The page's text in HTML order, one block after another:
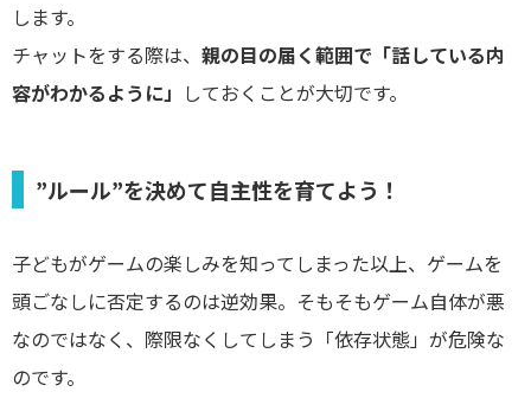
します。
チャットをする際は、 親の目の届く範囲で「話している内
容がわかるように」 しておくことが大切です。
”ルール”を決めて自主性を育てよう！
子どもがゲームの楽しみを知ってしまった以上、ゲームを
頭ごなしに否定するのは逆効果。そもそもゲーム自体が悪
なのではなく、際限なくしてしまう「依存状態」が危険な
のです。